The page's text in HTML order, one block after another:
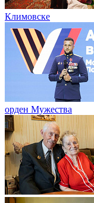
Климовске
орден Мужества